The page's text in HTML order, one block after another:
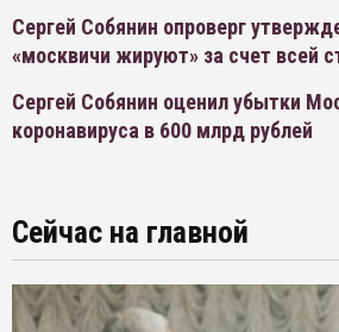
Сергей Собянин опроверг
«москвичи жируют» за счет всей
Сергей Собянин оценил убытки
коронавируса в 600 млрд рублей
Сейчас на главной